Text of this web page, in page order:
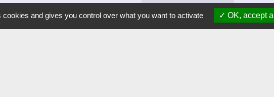
Liens
cookies and gives you control over what you want to activate OK, accept all